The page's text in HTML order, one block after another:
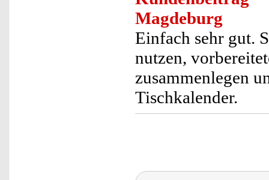
Magdeburg
Einfach sehr gut.
nutzen,
zusammenlegen
Tischkalender.